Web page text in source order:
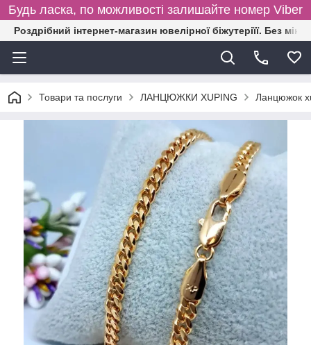
Будь ласка, по можливості залишайте номер Viber
Роздрібний інтернет-магазин ювелірної біжутеріїї. Без
Товари та послуги ЛАНЦЮЖКИ XUPING Ланцюжок